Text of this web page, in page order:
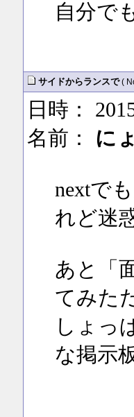
自分で
サイドからランスで (
日時：
名前：
に
nextで
れど迷
あと「
てみた
しょっ
な掲示